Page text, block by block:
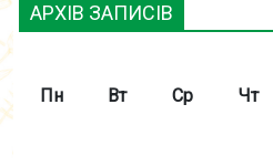
АРХІВ ЗАПИСІВ
Пн Вт Ср Чт